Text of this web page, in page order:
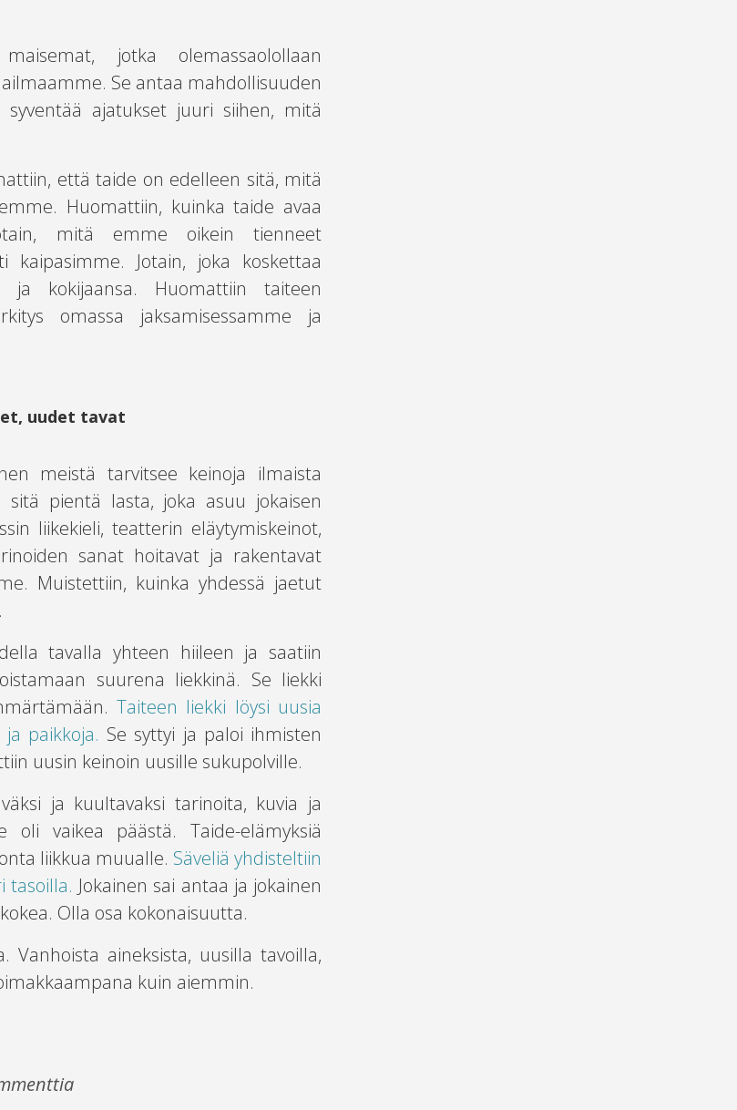
jotka olemassaolollaan
Se antaa mahdollisuuden
ajatukset juuri siihen, mitä
että taide on edelleen sitä, mitä
Huomattiin, kuinka taide avaa
mitä emme oikein tienneet
Jotain, joka koskettaa
ja kokijaansa. Huomattiin taiteen
omassa jaksamisessamme ja
uudet tavat
meistä tarvitsee keinoja ilmaista
sitä pientä lasta, joka asuu jokaisen
liikekieli, teatterin eläytymiskeinot,
sanat hoitavat ja rakentavat
Muistettiin, kuinka yhdessä jaetut
tavalla yhteen hiileen ja saatiin
suurena liekkinä. Se liekki
Taiteen liekki löysi uusia
paikkoja. Se syttyi ja paloi ihmisten
uusin keinoin uusille sukupolville.
ja kuultavaksi tarinoita, kuvia ja
oli vaikea päästä. Taide-elämyksiä
liikkua muualle. Säveliä yhdisteltiin
tasoilla. Jokainen sai antaa ja jokainen
Olla osa kokonaisuutta.
Vanhoista aineksista, uusilla tavoilla,
kuin aiemmin.